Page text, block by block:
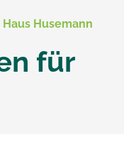
Husemann
für